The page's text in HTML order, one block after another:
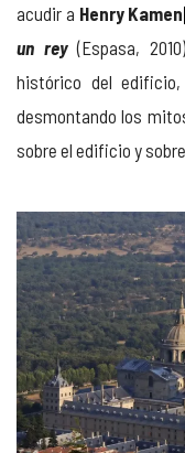
acudir a Henry Kamen
un rey(Espasa,
histórico del
desmontando los
sobre el edificio y